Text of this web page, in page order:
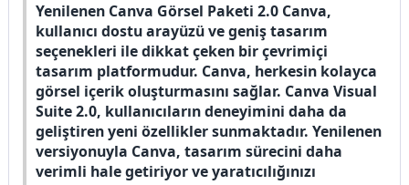
Yenilenen Canva Görsel Paketi 2.0 Canva,
kullanıcı dostu arayüzü ve geniş tasarım
seçenekleri ile dikkat çeken bir çevrimiçi
tasarım platformudur. Canva, herkesin kolayca
görsel içerik oluşturmasını sağlar. Canva Visual
Suite 2.0, kullanıcıların deneyimini daha da
geliştiren yeni özellikler sunmaktadır. Yenilenen
versiyonuyla Canva, tasarım sürecini daha
verimli hale getiriyor ve yaratıcılığınızı